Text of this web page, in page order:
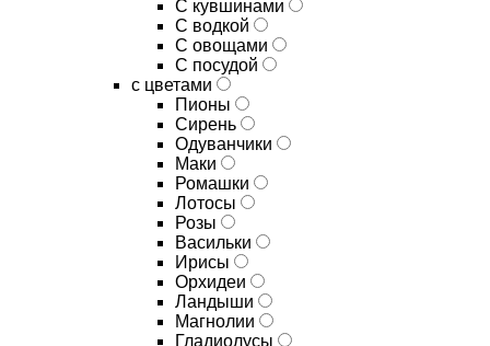
C кувшинами
C водкой
C овощами
C посудой
с цветами
Пионы
Сирень
Одуванчики
Маки
Ромашки
Лотосы
Розы
Васильки
Ирисы
Орхидеи
Ландыши
Магнолии
Гладиолусы